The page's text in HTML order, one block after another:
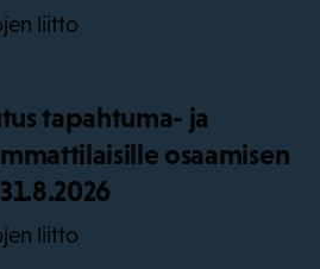
liitto
tapahtuma- ja
osaamisen
liitto